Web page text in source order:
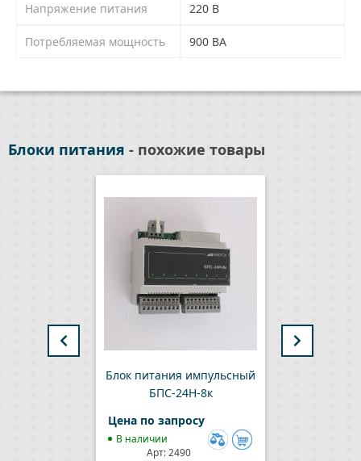
Напряжение питания 220 В
Потребляемая мощность 900 ВА
Блоки питания - похожие товары
Блок питания импульсный
БПС-24Н-8к
Цена по запросу
В наличии
Арт:2490